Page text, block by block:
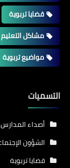
قضايا تربوية
مشاكل التعليم
مواضيع تربوية
التسميات
أصداء المدارس
الشؤون
قضايا تربوية